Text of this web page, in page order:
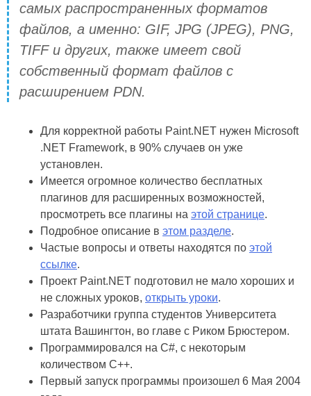
самых распространенных форматов
файлов, а именно: GIF, JPG (JPEG), PNG,
TIFF и других, также имеет свой
собственный формат файлов с
расширением PDN.
Для корректной работы Paint.NET нужен Microsoft
.NET Framework, в 90% случаев он уже
установлен.
Имеется огромное количество бесплатных
плагинов для расширенных возможностей,
просмотреть все плагины на этой странице.
Подробное описание в этом разделе.
Частые вопросы и ответы находятся по этой
ссылке.
Проект Paint.NET подготовил не мало хороших и
не сложных уроков, открыть уроки.
Разработчики группа студентов Университета
штата Вашингтон, во главе с Риком Брюстером.
Программировался на C#, с некоторым
количеством C++.
Первый запуск программы произошел 6 Мая 2004